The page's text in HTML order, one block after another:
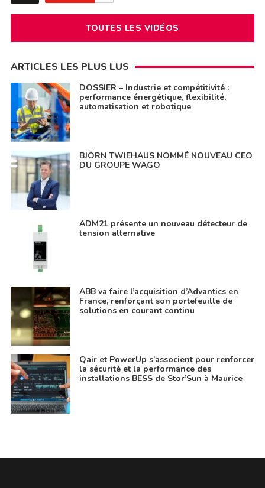
TOUTES LES VIDÉOS
ARTICLES LES PLUS LUS
DOSSIER – Industrie et compétitivité :
performance énergétique, flexibilité,
automatisation et robotique
BJÖRN TWIEHAUS NOMMÉ NOUVEAU CEO
DU GROUPE WAGO
ADM21 présente un nouveau détecteur de
tension alternative
ABB va faire l’acquisition d’Advantics en
France, renforçant son portefeuille de
solutions en courant continu
Qair et PowerUp s’associent pour renforcer
la sécurité et la performance des
installations BESS de Stor’Sun à Maurice